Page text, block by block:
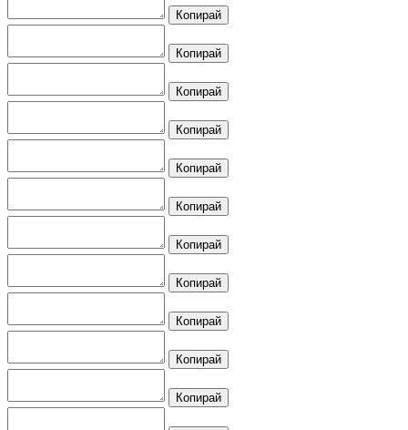
Копирай
Копирай
Копирай
Копирай
Копирай
Копирай
Копирай
Копирай
Копирай
Копирай
Копирай